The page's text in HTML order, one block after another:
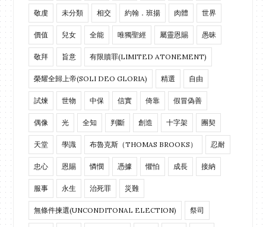
敬虔 未分類 相交 約翰．班揚 肉體 世界
價值 兒女 全能 唯獨聖經 屬靈恩賜 愚昧
敬拜 旨意 有限贖罪(LIMITED ATONEMENT)
榮耀全歸上帝(SOLI DEO GLORIA) 精選 自由
試煉 世物 中保 信實 倚靠 假冒偽善
偶像 光 全知 判斷 創造 十字架 團契
天堂 學識 布魯克斯（THOMAS BROOKS） 忍耐
忠心 恩賜 憐憫 憑據 懼怕 成長 接納
服事 永生 治死罪 災難
無條件揀選(UNCONDITONAL ELECTION) 祭司